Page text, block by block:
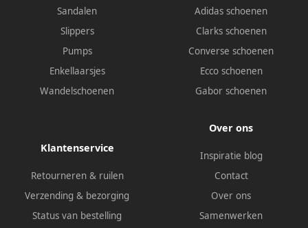
Sandalen
Slippers
Pumps
Enkellaarsjes
Wandelschoenen
Adidas schoenen
Clarks schoenen
Converse schoenen
Ecco schoenen
Gabor schoenen
Klantenservice
Retourneren & ruilen
Verzending & bezorging
Status van bestelling
Over ons
Inspiratie blog
Contact
Over ons
Samenwerken